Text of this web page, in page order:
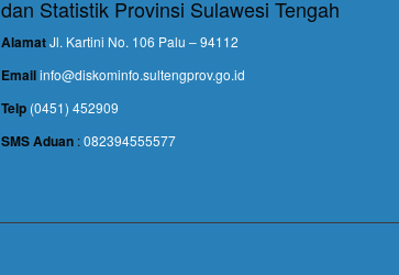
dan Statistik Provinsi Sulawesi Tengah
AlamatJl. Kartini No. 106 Palu – 94112
Emailinfo@diskominfo.sultengprov.go.id
Telp (0451) 452909
SMS Aduan :082394555577